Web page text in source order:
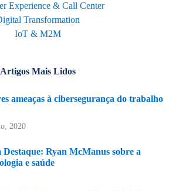
Experience & Call Center
Transformation
IoT & M2M
Artigos Mais Lidos
ameaças à cibersegurança do trabalho
2020
Destaque: Ryan McManus sobre a
e saúde